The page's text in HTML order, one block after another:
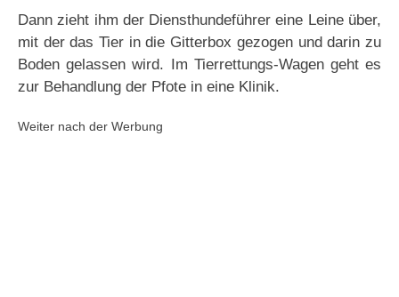
Dann zieht ihm der Diensthundeführer eine Leine über,
mit der das Tier in die Gitterbox gezogen und darin zu
Boden gelassen wird. Im Tierrettungs-Wagen geht es
zur Behandlung der Pfote in eine Klinik.
Weiter nach der Werbung